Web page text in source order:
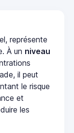
représente
À un niveau
il peut
le risque
et
les